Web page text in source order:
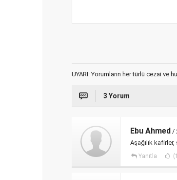
UYARI: Yorumların her türlü cezai ve
3 Yorum
Ebu Ahmed /
Aşağılık
Yanıtla